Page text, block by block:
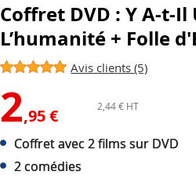
Coffret DVD : Y A-t-
L’humanité + Folle
Avis clients (5)
2,95 € 2,44 € HT
Coffret avec 2 films sur DVD
2 comédies